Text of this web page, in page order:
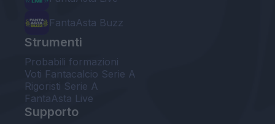
FantaAsta Buzz
Strumenti
Probabili formazioni
Voti Fantacalcio Serie A
Rigoristi Serie A
FantaAsta Live
Supporto